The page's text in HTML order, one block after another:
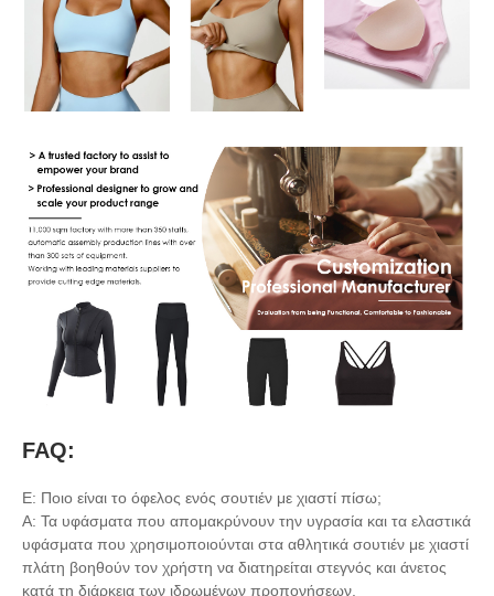
FAQ:
Ε: Ποιο είναι το όφελος ενός σουτιέν με χιαστί πίσω;
Α: Τα υφάσματα που απομακρύνουν την υγρασία και τα ελαστικά
υφάσματα που χρησιμοποιούνται στα αθλητικά σουτιέν με χιαστί
πλάτη βοηθούν τον χρήστη να διατηρείται στεγνός και άνετος
κατά τη διάρκεια των ιδρωμένων προπονήσεων.